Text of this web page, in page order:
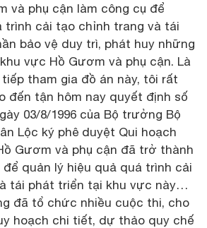
và phụ cận làm công cụ để
trình cải tạo chỉnh trang và tái
bảo vệ duy trì, phát huy những
vực Hồ Gươm và phụ cận. Là
tham gia đồ án này, tôi rất
đến tận hôm nay quyết định số
03/8/1996 của Bộ trưởng Bộ
Lộc ký phê duyệt Qui hoạch
Gươm và phụ cận đã trở thành
quản lý hiệu quả quá trình cải
tái phát triển tại khu vực này…
đã tổ chức nhiều cuộc thi, cho
hoạch chi tiết, dự thảo quy chế